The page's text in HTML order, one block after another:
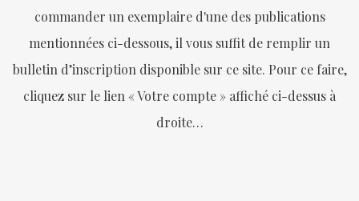
commander un exemplaire d'une des publications
mentionnées ci-dessous, il vous suffit de remplir un
bulletin d’inscription disponible sur ce site. Pour ce faire,
cliquez sur le lien « Votre compte » affiché ci-dessus à
droite…